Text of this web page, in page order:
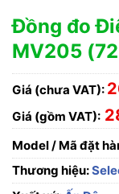
Đồng đo
MV205
Giá (chưa VAT):
Giá (gồm VAT):
Model / Mã đặt
Thương hiệu: